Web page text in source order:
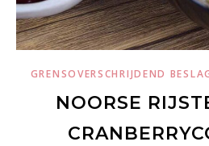
GRENSOVERSCHRIJDEND
NOORSE